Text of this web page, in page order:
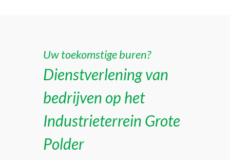
Uw toekomstige buren?
Dienstverlening van
bedrijven op het
Industrieterrein Grote
Polder